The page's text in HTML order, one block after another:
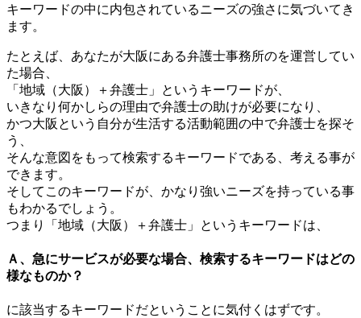
キーワードの中に内包されているニーズの強さに気づいてき
ます。
たとえば、あなたが大阪にある弁護士事務所のを運営してい
た場合、
「地域（大阪）＋弁護士」というキーワードが、
いきなり何かしらの理由で弁護士の助けが必要になり、
かつ大阪という自分が生活する活動範囲の中で弁護士を探そ
う、
そんな意図をもって検索するキーワードである、考える事が
できます。
そしてこのキーワードが、かなり強いニーズを持っている事
もわかるでしょう。
つまり「地域（大阪）＋弁護士」というキーワードは、
Ａ、急にサービスが必要な場合、検索するキーワードはどの
様なものか？
に該当するキーワードだということに気付くはずです。